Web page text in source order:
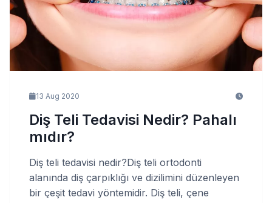
13 Aug 2020
Diş Teli Tedavisi Nedir? Pahalı
mıdır?
Diş teli tedavisi nedir?Diş teli ortodonti
alanında diş çarpıklığı ve dizilimini düzenleyen
bir çeşit tedavi yöntemidir. Diş teli, çene